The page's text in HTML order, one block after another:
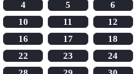
4 5
6
10 11
12
16 17
18
22 23
24